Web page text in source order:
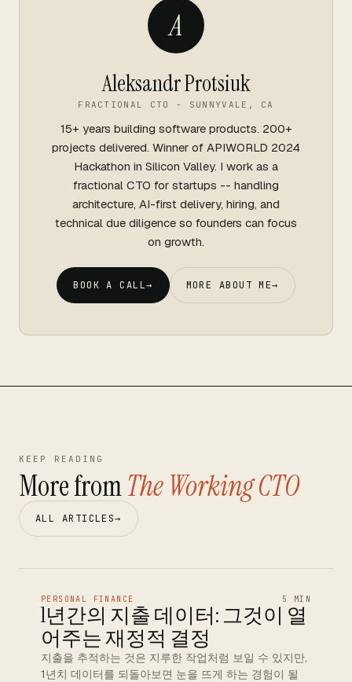
A
Aleksandr Protsiuk
FRACTIONAL CTO - SUNNYVALE, CA
15+ years building software products. 200+
projects delivered. Winner of APIWORLD 2024
Hackathon in Silicon Valley. I work as a
fractional CTO for startups -- handling
architecture, AI-first delivery, hiring, and
technical due diligence so founders can focus
on growth.
BOOK A CALL→ MORE ABOUT ME→
KEEP READING
More fromThe Working CTO
ALL ARTICLES→
PERSONAL FINANCE 5 MIN
1년간의 지출 데이터: 그것이 열
어주는 재정적 결정
지출을 추적하는 것은 지루한 작업처럼 보일 수 있지만,
1년치 데이터를 되돌아보면 눈을 뜨게 하는 경험이 될